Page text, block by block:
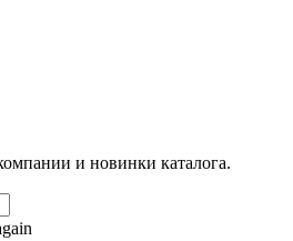
и новинки каталога.